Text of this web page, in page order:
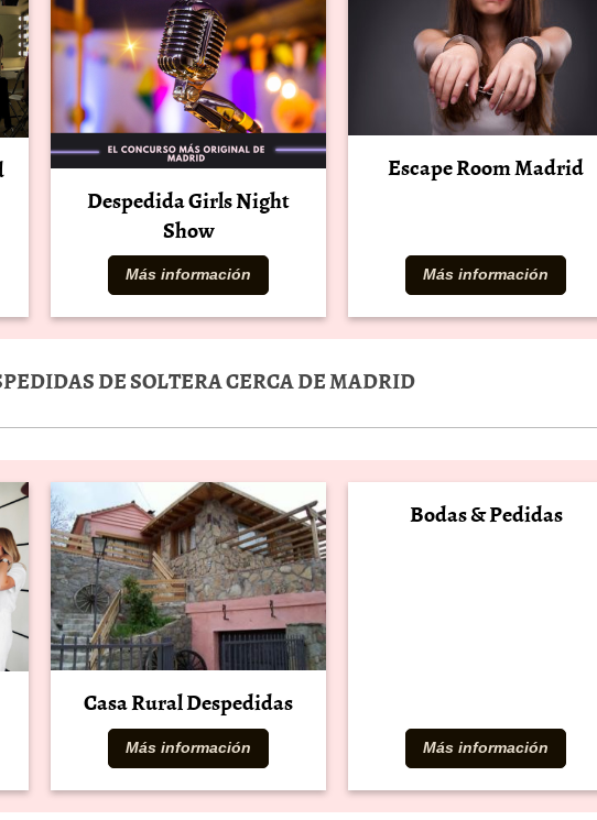
Despedida Girls Night
Show
Más información
Escape Room Madrid
Más información
DE SOLTERA CERCA DE MADRID
Casa Rural Despedidas
Más información
Bodas & Pedidas
Más información